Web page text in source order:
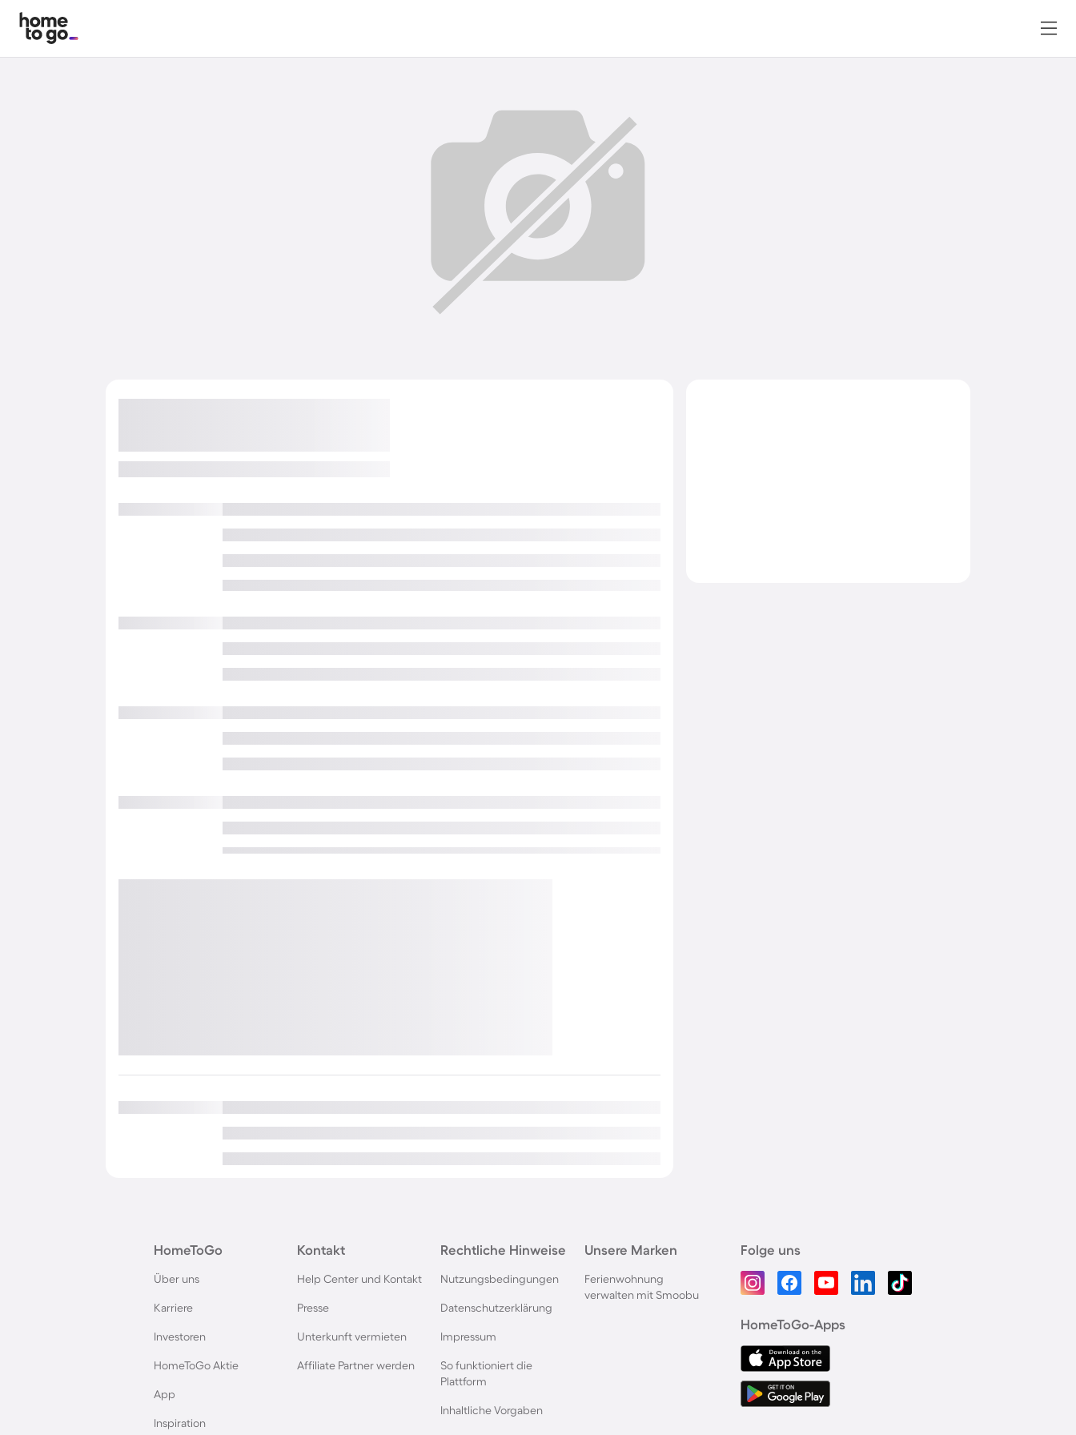
HomeToGo
Über uns
Karriere
Investoren
HomeToGo Aktie
App
Inspiration
Kontakt
Help Center und Kontakt
Presse
Unterkunft vermieten
Affiliate Partner werden
Rechtliche Hinweise
Nutzungsbedingungen
Datenschutzerklärung
Impressum
So funktioniert die
Plattform
Inhaltliche Vorgaben
Unsere Marken
Ferienwohnung
verwalten mit Smoobu
Folge uns
HomeToGo-Apps